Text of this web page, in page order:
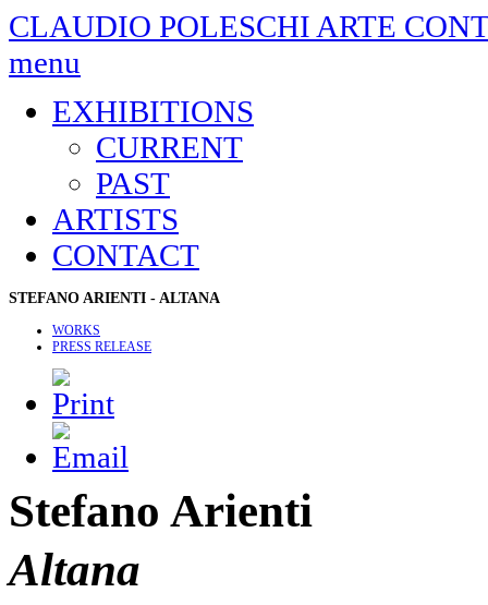
CLAUDIO POLESCHI ARTE
menu
EXHIBITIONS
CURRENT
PAST
ARTISTS
CONTACT
STEFANO ARIENTI - ALTANA
WORKS
PRESS RELEASE
Stefano Arienti
Altana